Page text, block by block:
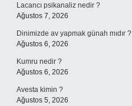
Lacancı psikanaliz nedir ?
Ağustos 7, 2026
Dinimizde av yapmak günah mıdır ?
Ağustos 6, 2026
Kumru nedir ?
Ağustos 6, 2026
Avesta kimin ?
Ağustos 5, 2026